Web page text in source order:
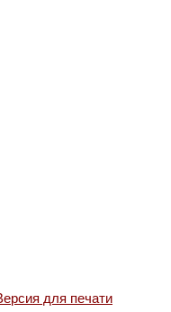
для печати